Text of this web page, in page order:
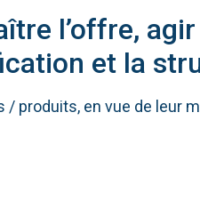
l’offre,
et la
/ produits, en vue de leur